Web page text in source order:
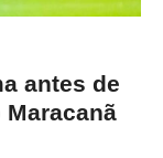
antes de